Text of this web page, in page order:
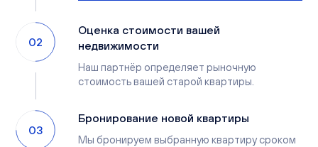
02
Оценка стоимости вашей
недвижимости
Наш партнёр определяет рыночную
стоимость вашей старой квартиры.
03
Бронирование новой квартиры
Мы бронируем выбранную квартиру сроком